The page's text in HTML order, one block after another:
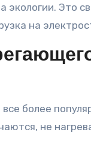
экологии. Это
на
более
не